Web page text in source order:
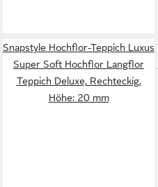
Snapstyle Hochflor-Teppich Luxus
Super Soft Hochflor Langflor
Teppich Deluxe, Rechteckig,
Höhe: 20 mm